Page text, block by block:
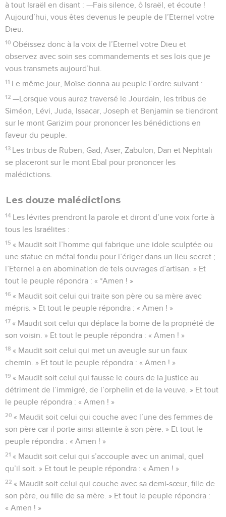
à tout Israël en disant : —Fais silence, ô Israël, et écoute !
Aujourd’hui, vous êtes devenus le peuple de l’Eternel votre
Dieu.
10 Obéissez donc à la voix de l’Eternel votre Dieu et
observez avec soin ses commandements et ses lois que je
vous transmets aujourd’hui.
11 Le même jour, Moïse donna au peuple l’ordre suivant :
12 —Lorsque vous aurez traversé le Jourdain, les tribus de
Siméon, Lévi, Juda, Issacar, Joseph et Benjamin se tiendront
sur le mont Garizim pour prononcer les bénédictions en
faveur du peuple.
13 Les tribus de Ruben, Gad, Aser, Zabulon, Dan et Nephtali
se placeront sur le mont Ebal pour prononcer les
malédictions.
Les douze malédictions
14 Les lévites prendront la parole et diront d’une voix forte à
tous les Israélites :
15 « Maudit soit l’homme qui fabrique une idole sculptée ou
une statue en métal fondu pour l’ériger dans un lieu secret ;
l’Eternel a en abomination de tels ouvrages d’artisan. » Et
tout le peuple répondra : « *Amen ! »
16 « Maudit soit celui qui traite son père ou sa mère avec
mépris. » Et tout le peuple répondra : « Amen ! »
17 « Maudit soit celui qui déplace la borne de la propriété de
son voisin. » Et tout le peuple répondra : « Amen ! »
18 « Maudit soit celui qui met un aveugle sur un faux
chemin. » Et tout le peuple répondra : « Amen ! »
19 « Maudit soit celui qui fausse le cours de la justice au
détriment de l’immigré, de l’orphelin et de la veuve. » Et tout
le peuple répondra : « Amen ! »
20 « Maudit soit celui qui couche avec l’une des femmes de
son père car il porte ainsi atteinte à son père. » Et tout le
peuple répondra : « Amen ! »
21 « Maudit soit celui qui s’accouple avec un animal, quel
qu’il soit. » Et tout le peuple répondra : « Amen ! »
22 « Maudit soit celui qui couche avec sa demi-sœur, fille de
son père, ou fille de sa mère. » Et tout le peuple répondra :
« Amen ! »